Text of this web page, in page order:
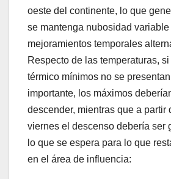
oeste del continente, lo que
se mantenga nubosidad
mejoramientos temporales
Respecto de las temperaturas,
térmico mínimos no se
importante, los máximos
descender, mientras que a partir
viernes el descenso debería ser
lo que se espera para lo que
en el área de influencia: